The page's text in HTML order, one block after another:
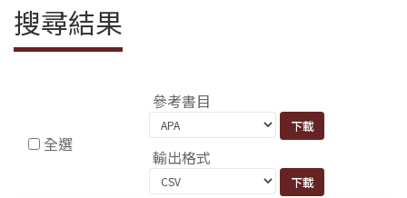
搜尋結果
全選
參考書目
輸出格式